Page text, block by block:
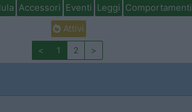
Accessori Eventi Leggi Comportamenti
Attivi
< 1 2 >